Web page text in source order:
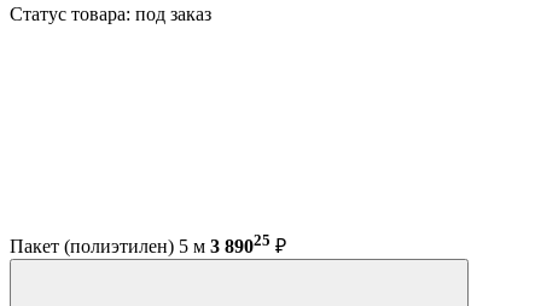
Статус товара: под заказ
Пакет (полиэтилен) 5 м 3 89025 ₽